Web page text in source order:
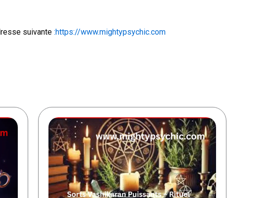
suivante :https://www.mightypsychic.com